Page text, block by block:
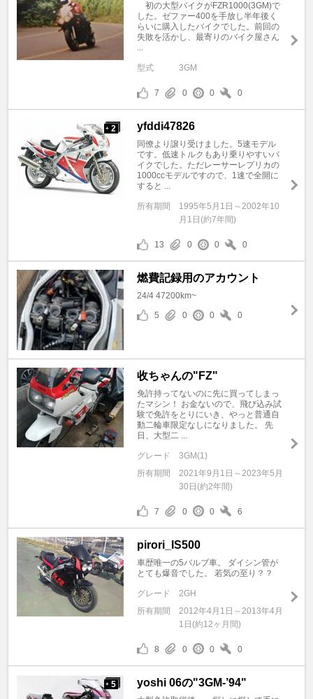
初の大型バイクがFZR1000(3GM)で
した。ゼファー400を手放し半年後く
らいに購入したバイクでした。前回の
失敗を活かし、最寄りのバイク屋さん
...
型式 3GM
7 0 0 0
+ 2 yfddi47826
同僚より譲り受けました。5速モデル
です。低速トルクもあり乗りやすいバ
イクでした。ただレーサーレプリカの
1000ccモデルですので、1速で全開に
すると ...
所有期間
1995年5月1日～2002年10
月1日(約7年間)
13 0 0 0
燃費記録用のアカウント
24/4 47200km~
5
0 0 0
收ちゃんの"FZ"
免許持ってないのに先に買ってしまっ
たマシン！ お金ないので、飛び込み試
験で免許をとりにいき、やっと普通自
動二輪車限定なしになりました。 先
日、大型二 ...
グレード
3GM(1)
所有期間
2021年9月1日～2023年5月
30日(約2年間)
7 0 0 6
pirori_IS500
車歴唯一の5バルブ車。 ダイシン管が
とても爆音でした。 若気の至り？？
グレード
2GH
所有期間
2012年4月1日～2013年4月
1日(約12ヶ月間)
8 0 0 0
+ 5 yoshi 06の"3GM-’94"